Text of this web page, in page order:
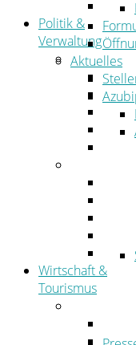
Politik &
Verwaltung
Politik
Der
Wirtschaft &
Tourismus
Aktuelles